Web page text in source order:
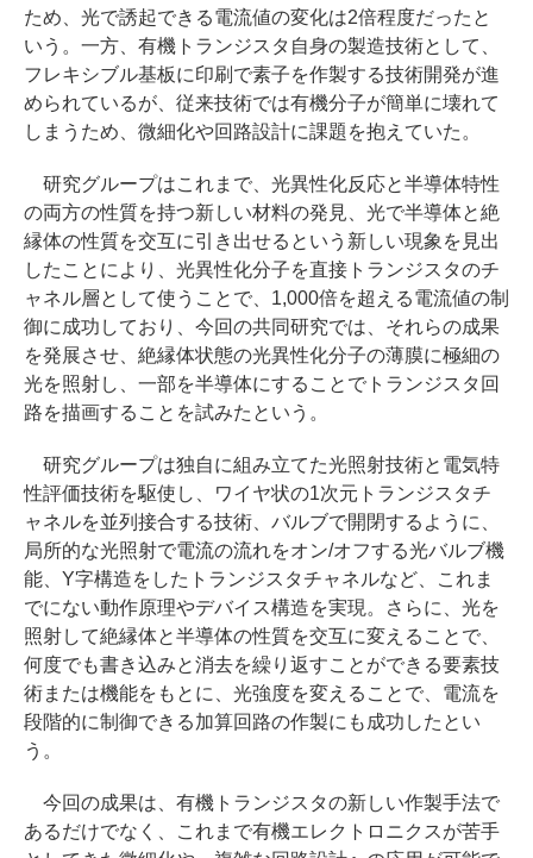
ため、光で誘起できる電流値の変化は2倍程度だったと
いう。一方、有機トランジスタ自身の製造技術として、
フレキシブル基板に印刷で素子を作製する技術開発が進
められているが、従来技術では有機分子が簡単に壊れて
しまうため、微細化や回路設計に課題を抱えていた。
研究グループはこれまで、光異性化反応と半導体特性
の両方の性質を持つ新しい材料の発見、光で半導体と絶
縁体の性質を交互に引き出せるという新しい現象を見出
したことにより、光異性化分子を直接トランジスタのチ
ャネル層として使うことで、1,000倍を超える電流値の制
御に成功しており、今回の共同研究では、それらの成果
を発展させ、絶縁体状態の光異性化分子の薄膜に極細の
光を照射し、一部を半導体にすることでトランジスタ回
路を描画することを試みたという。
研究グループは独自に組み立てた光照射技術と電気特
性評価技術を駆使し、ワイヤ状の1次元トランジスタチ
ャネルを並列接合する技術、バルブで開閉するように、
局所的な光照射で電流の流れをオン/オフする光バルブ機
能、Y字構造をしたトランジスタチャネルなど、これま
でにない動作原理やデバイス構造を実現。さらに、光を
照射して絶縁体と半導体の性質を交互に変えることで、
何度でも書き込みと消去を繰り返すことができる要素技
術または機能をもとに、光強度を変えることで、電流を
段階的に制御できる加算回路の作製にも成功したとい
う。
今回の成果は、有機トランジスタの新しい作製手法で
あるだけでなく、これまで有機エレクトロニクスが苦手